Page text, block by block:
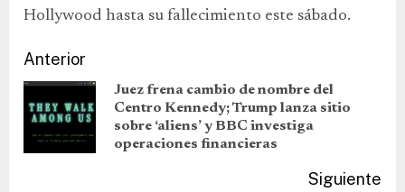
Hollywood hasta su fallecimiento este sábado.
Anterior
Juez frena cambio de nombre del
Centro Kennedy; Trump lanza sitio
sobre ‘aliens’ y BBC investiga
operaciones financieras
Siguiente